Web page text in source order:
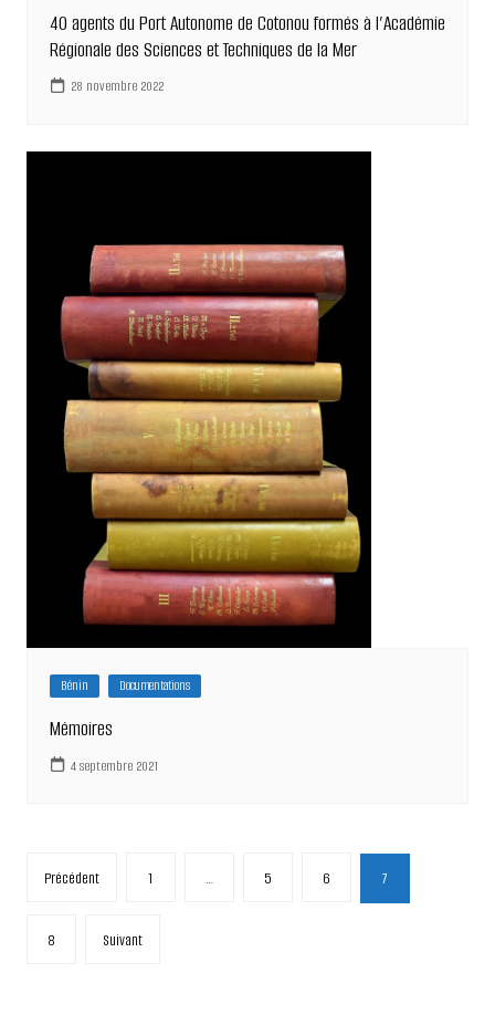
40 agents du Port Autonome de Cotonou formés à l’Académie
Régionale des Sciences et Techniques de la Mer
28 novembre 2022
Bénin Documentations
Mémoires
4 septembre 2021
Pagination
publications
Précédent 1 … 5 6 7
8 Suivant